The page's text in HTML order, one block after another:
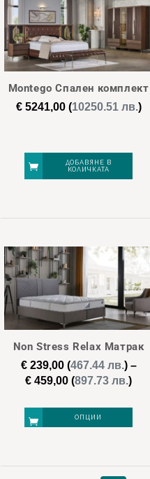
Montego Спален комплект
€5241,00(10250.51 лв.)
ДОБАВЯНЕ В
КОЛИЧКАТА
Non Stress Relax Матрак
€239,00(467.44 лв.) –
€ 459,00 (897.73 лв.)
€
ОПЦИИ